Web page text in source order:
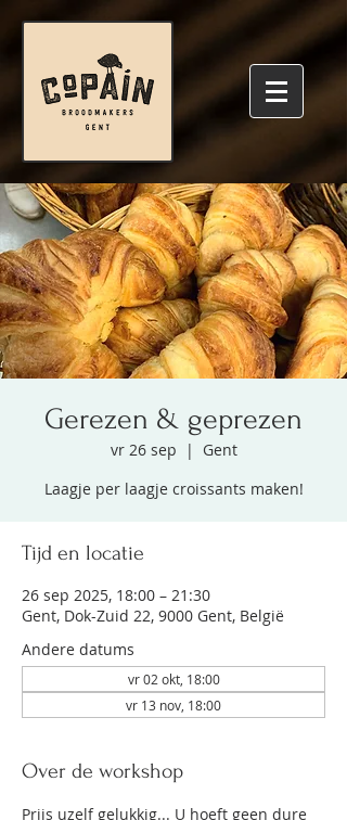
Gerezen & geprezen
vr 26 sep
  |
Gent
Laagje per laagje croissants maken!
Tijd en locatie
26 sep 2025, 18:00 – 21:30
Gent, Dok-Zuid 22, 9000 Gent, België
Andere datums
vr 02 okt, 18:00
vr 13 nov, 18:00
Over de workshop
Prijs uzelf gelukkig... U hoeft geen dure